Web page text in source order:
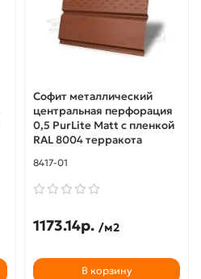
Софит металлический
центральная перфорация
0,5 PurLite Мatt с пленкой
RAL 8004 терракота
8417-01
1173.14р. /м2
В корзину